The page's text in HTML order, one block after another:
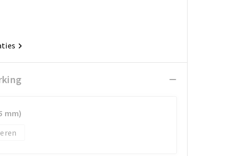
mm)